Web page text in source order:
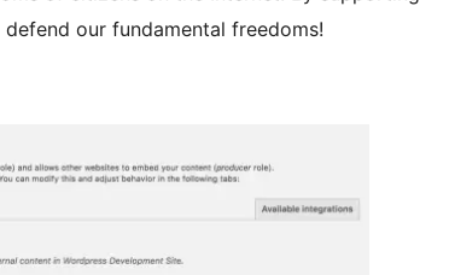
our fundamental freedoms!